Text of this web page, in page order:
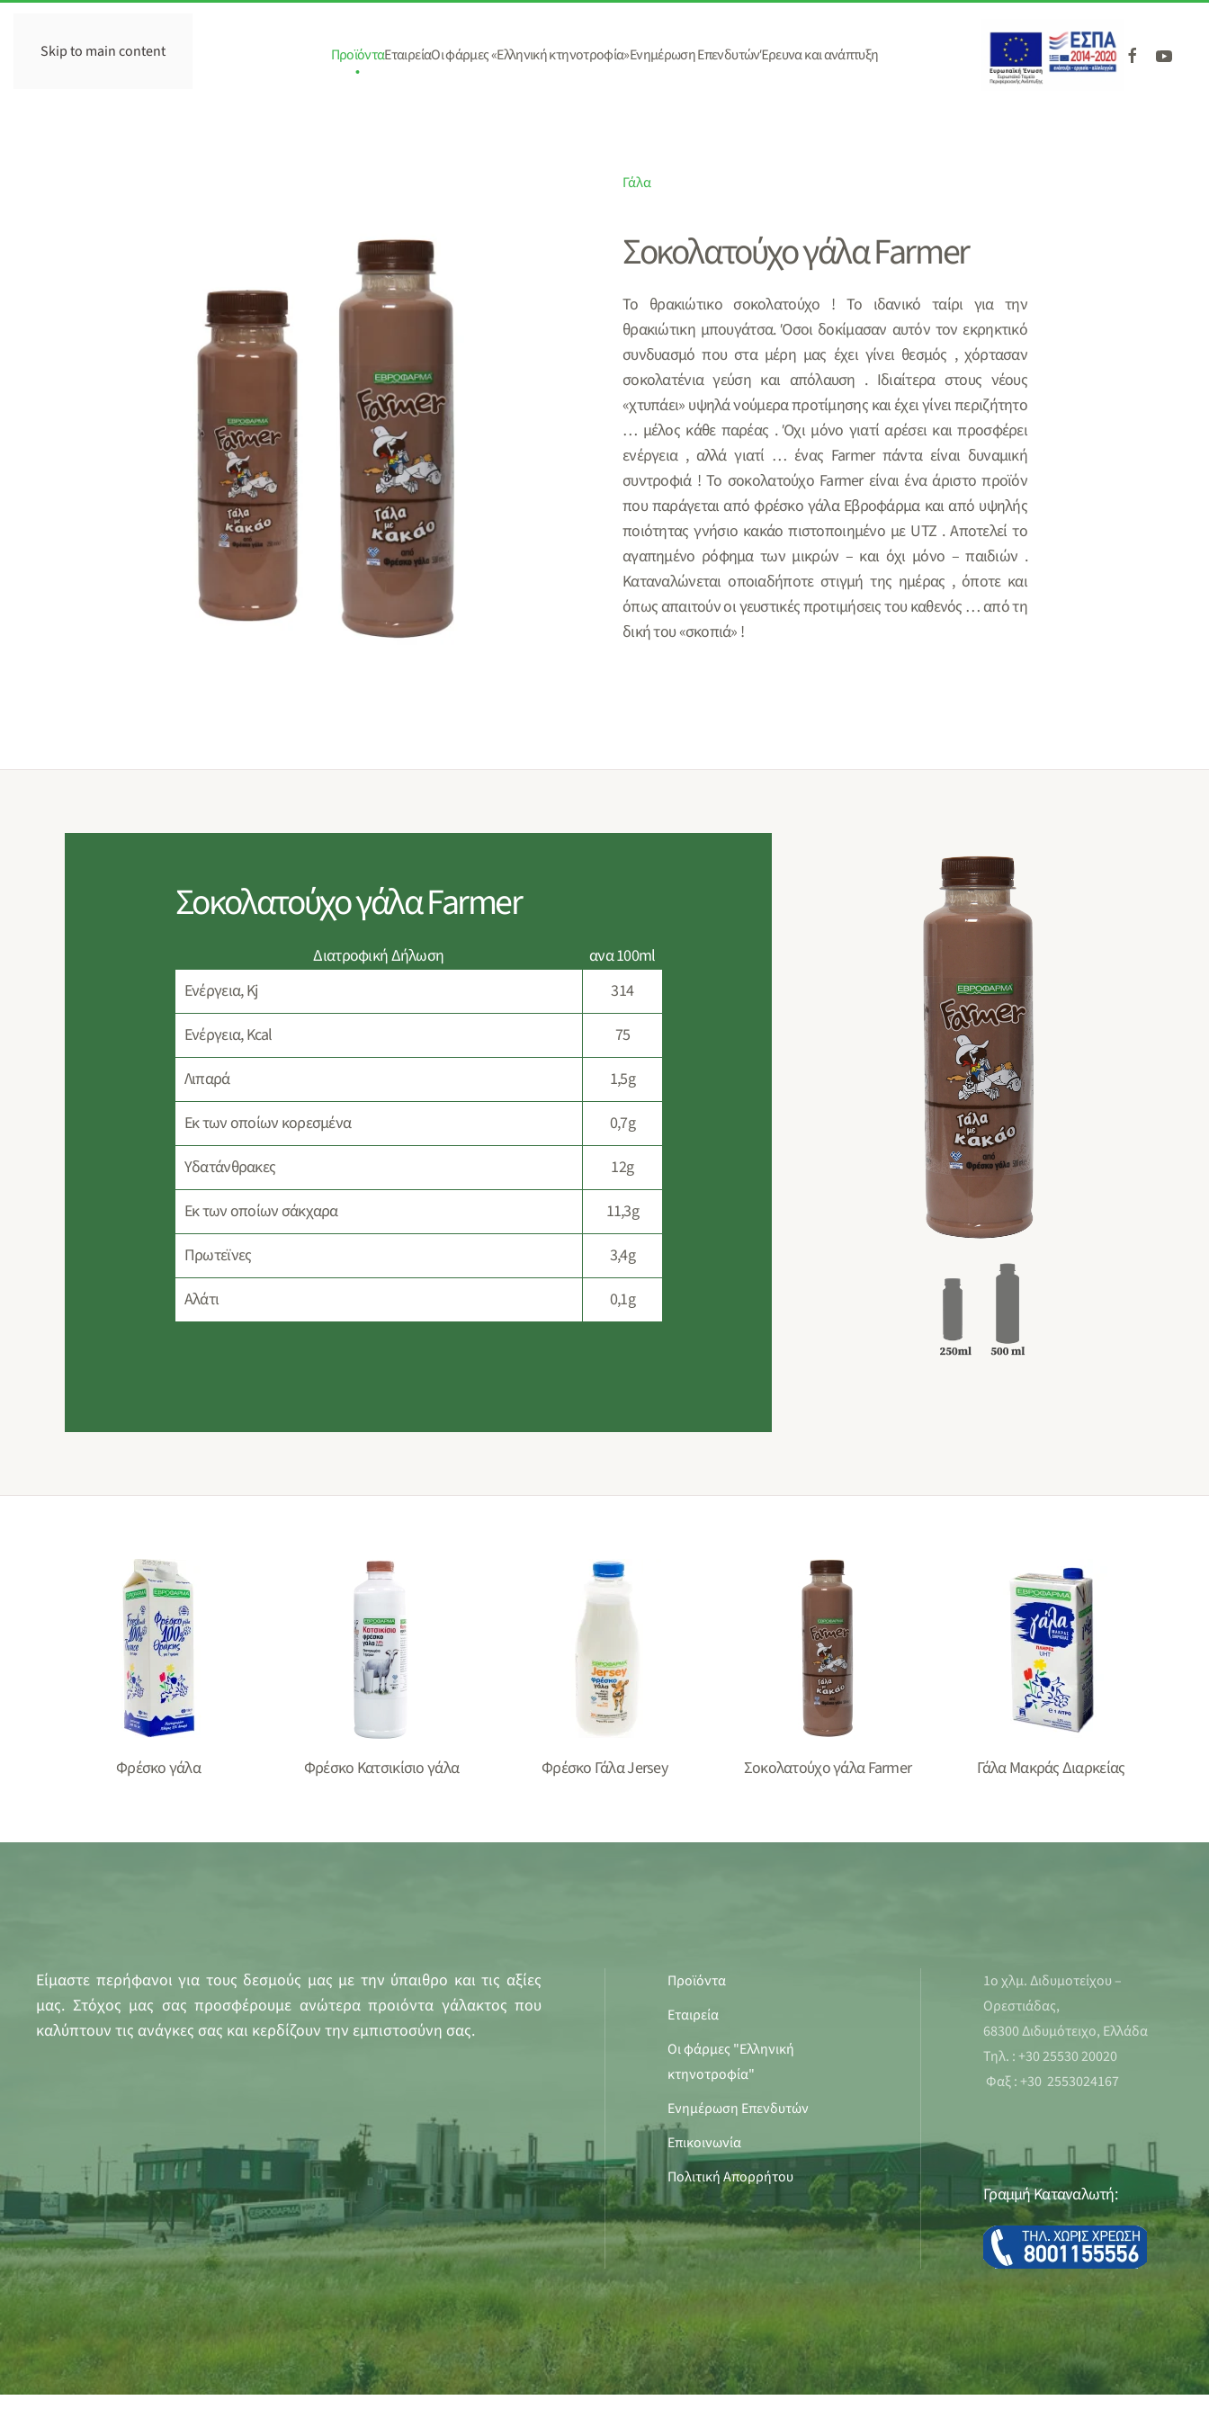
Skip to main content ΠροϊόνταΕταιρείαΟι φάρμες «Ελληνική κτηνοτροφία»Ενημέρωση ΕπενδυτώνΈρευνα και ανάπτυξη
Γάλα
Σοκολατούχο γάλα Farmer
Το θρακιώτικο σοκολατούχο ! Το ιδανικό ταίρι για την
θρακιώτικη μπουγάτσα. Όσοι δοκίμασαν αυτόν τον εκρηκτικό
συνδυασμό που στα μέρη μας έχει γίνει θεσμός , χόρτασαν
σοκολατένια γεύση και απόλαυση . Ιδιαίτερα στους νέους
«χτυπάει» υψηλά νούμερα προτίμησης και έχει γίνει περιζήτητο
… μέλος κάθε παρέας . Όχι μόνο γιατί αρέσει και προσφέρει
ενέργεια , αλλά γιατί … ένας Farmer πάντα είναι δυναμική
συντροφιά ! Το σοκολατούχο Farmer είναι ένα άριστο προϊόν
που παράγεται από φρέσκο γάλα Εβροφάρμα και από υψηλής
ποιότητας γνήσιο κακάο πιστοποιημένο με UTZ . Αποτελεί το
αγαπημένο ρόφημα των μικρών – και όχι μόνο – παιδιών .
Καταναλώνεται οποιαδήποτε στιγμή της ημέρας , όποτε και
όπως απαιτούν οι γευστικές προτιμήσεις του καθενός … από τη
δική του «σκοπιά» !
Σοκολατούχο γάλα Farmer
Διατροφική Δήλωση
ανα 100ml
Ενέργεια, Kj
314
Ενέργεια, Kcal
75
Λιπαρά
1,5g
Eκ των οποίων κορεσμένα
0,7g
Υδατάνθρακες
12g
Eκ των οποίων σάκχαρα
11,3g
Πρωτεϊνες
3,4g
Αλάτι
0,1g
Φρέσκο γάλα Φρέσκο Κατσικίσιο γάλα Φρέσκο Γάλα Jersey Σοκολατούχο γάλα Farmer Γάλα Mακράς Διαρκείας
Είμαστε περήφανοι για τους δεσμούς μας με την ύπαιθρο και τις αξίες
μας. Στόχος μας σας προσφέρουμε ανώτερα προιόντα γάλακτος που
καλύπτουν τις ανάγκες σας και κερδίζουν την εμπιστοσύνη σας.
Προϊόντα
Εταιρεία
Οι φάρμες "Ελληνική
κτηνοτροφία"
Ενημέρωση Επενδυτών
Επικοινωνία
Πολιτική Απορρήτου
1ο χλμ. Διδυμοτείχου –
Ορεστιάδας,
68300 Διδυμότειχο, Ελλάδα
Τηλ. : +30 25530 20020
Φαξ : +30 2553024167
Γραμμή Καταναλωτή: